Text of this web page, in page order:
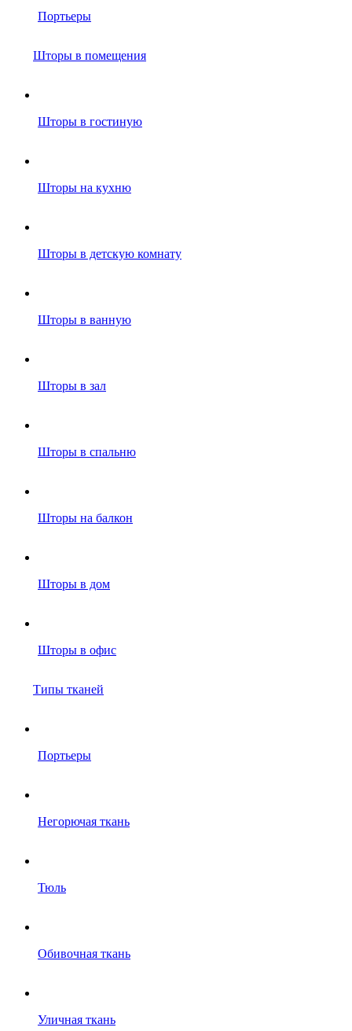
Портьеры
Шторы в помещения
Шторы в гостиную
Шторы на кухню
Шторы в детскую комнату
Шторы в ванную
Шторы в зал
Шторы в спальню
Шторы на балкон
Шторы в дом
Шторы в офис
Типы тканей
Портьеры
Негорючая ткань
Тюль
Обивочная ткань
Уличная ткань